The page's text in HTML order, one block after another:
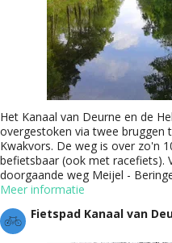
Het Kanaal van Deurne en de
overgestoken via twee bruggen
Kwakvors. De weg is over zo'n
befietsbaar (ook met racefiets).
doorgaande weg Meijel -
Meer informatie
Fietspad Kanaal van